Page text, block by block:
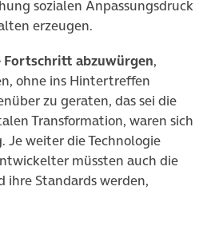
sozialen Anpassungsdruck
erzeugen.
Fortschritt abzuwürgen,
ohne ins Hintertreffen
zu geraten, das sei die
Transformation, waren sich
Je weiter die Technologie
müssten auch die
ihre Standards werden,